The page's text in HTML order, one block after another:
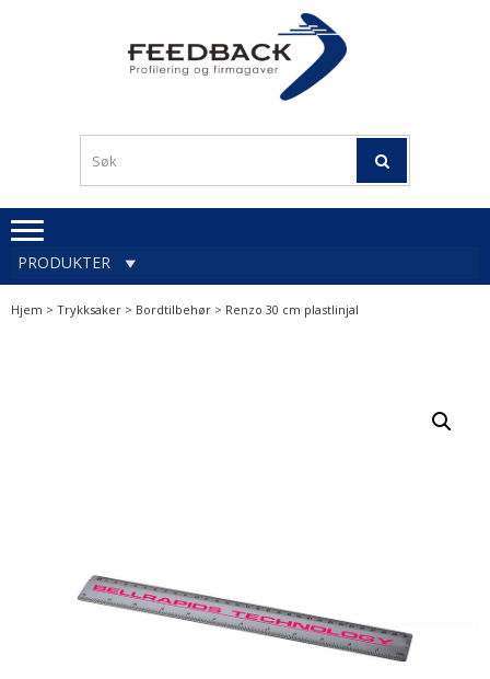
PRODUKTER
Hjem > Trykksaker > Bordtilbehør > Renzo 30 cm plastlinjal